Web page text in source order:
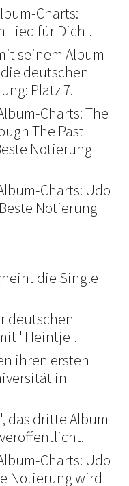
Charts:
Lied für Dich".
seinem Album
deutschen
Platz 7.
Charts: The
The Past
Notierung
Charts: Udo
Notierung
die Single
deutschen
"Heintje".
ihren ersten
in
das dritte Album
Charts: Udo
Notierung wird